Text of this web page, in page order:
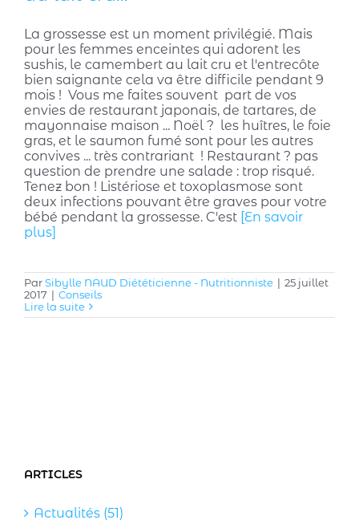
La grossesse est un moment privilégié. Mais
pour les femmes enceintes qui adorent les
sushis, le camembert au lait cru et l'entrecôte
bien saignante cela va être difficile pendant 9
mois ! Vous me faites souvent part de vos
envies de restaurant japonais, de tartares, de
mayonnaise maison ... Noël ? les huîtres, le foie
gras, et le saumon fumé sont pour les autres
convives ... très contrariant ! Restaurant ? pas
question de prendre une salade : trop risqué.
Tenez bon ! Listériose et toxoplasmose sont
deux infections pouvant être graves pour votre
bébé pendant la grossesse. C'est [En savoir
plus]
ParSibylle NAUD Diététicienne - Nutritionniste | 25 juillet
2017 | Conseils
Lire la suite
ARTICLES
Actualités (51)